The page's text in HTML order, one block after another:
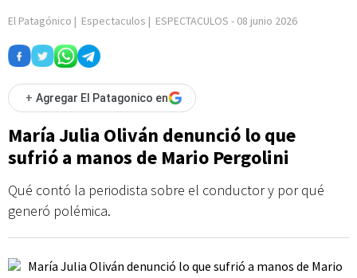
El Patagónico | Espectaculos | ESPECTACULOS - 08 junio 2026
+ Agregar El Patagonico en
María Julia Oliván denunció lo que
sufrió a manos de Mario Pergolini
Qué contó la periodista sobre el conductor y por qué
generó polémica.